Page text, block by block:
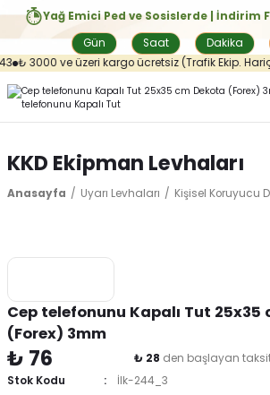
Yağ Emici Ped ve Sosislerde | İndirim
Gün
Saat Dakika
₺ 3000 ve üzeri kargo ücretsiz (Trafik Ekip.
KKD Ekipman Levhaları
Anasayfa Uyarı Levhaları Kişisel Koruyucu
Cep telefonunu Kapalı Tut 25x35
(Forex) 3mm
₺ 76 ₺ 28 den başlayan
Stok Kodu
İlk-244_3